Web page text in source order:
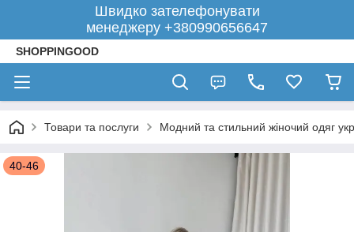
Швидко зателефонувати
менеджеру +380990656647
SHOPPINGOOD
Товари та послуги Модний та стильний жіночий одяг
40-46